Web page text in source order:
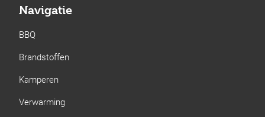
Navigatie
BBQ
Brandstoffen
Kamperen
Verwarming